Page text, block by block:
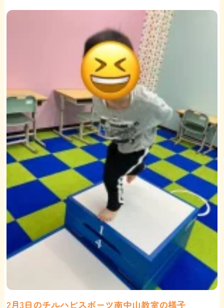
2月3日のチルハピスポーツ南中山教室の様子